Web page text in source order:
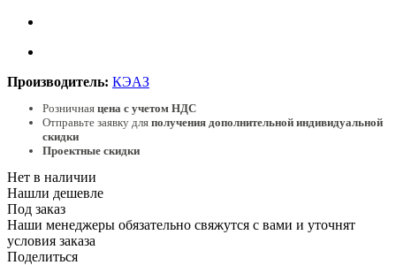
Производитель: КЭАЗ
Розничная цена с учетом НДС
Отправьте заявку для получения дополнительной индивидуальной
скидки
Проектные скидки
Нет в наличии
Нашли дешевле
Под заказ
Наши менеджеры обязательно свяжутся с вами и уточнят
условия заказа
Поделиться